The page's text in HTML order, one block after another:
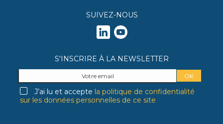
SUIVEZ-NOUS
S'INSCRIRE À LA NEWSLETTER
J’ai lu et accepte la politique de confidentialité
sur les données personnelles de ce site